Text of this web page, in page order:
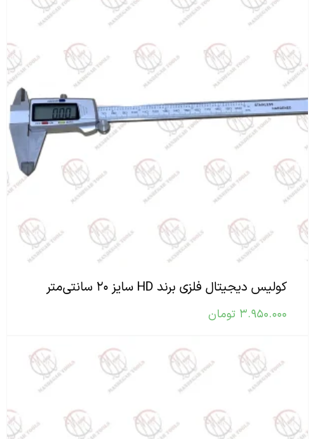
کولیس دیجیتال فلزی برند HD سایز ۲۰ سانتی‌متر
۳.۹۵۰.۰۰۰ تومان